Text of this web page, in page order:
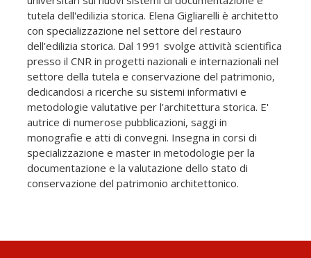
tutela dell'edilizia storica. Elena Gigliarelli è architetto
con specializzazione nel settore del restauro
dell'edilizia storica. Dal 1991 svolge attività scientifica
presso il CNR in progetti nazionali e internazionali nel
settore della tutela e conservazione del patrimonio,
dedicandosi a ricerche su sistemi informativi e
metodologie valutative per l'architettura storica. E'
autrice di numerose pubblicazioni, saggi in
monografie e atti di convegni. Insegna in corsi di
specializzazione e master in metodologie per la
documentazione e la valutazione dello stato di
conservazione del patrimonio architettonico.